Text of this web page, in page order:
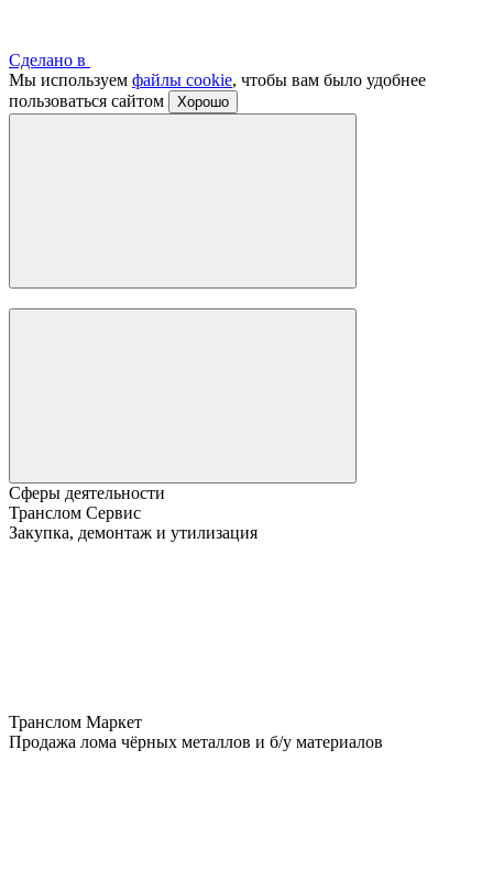
Сделано в
Мы используем файлы cookie, чтобы вам было удобнее
пользоваться сайтом
Хорошо
Сферы деятельности
Транслом Сервис
Закупка, демонтаж и утилизация
Транслом Маркет
Продажа лома чёрных металлов и б/у материалов